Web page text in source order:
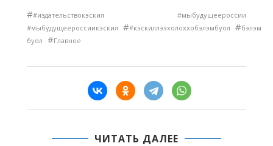
##издательствокэскил #мыбудущеероссии
#мыбудущеероссиикэскил ##кэскиллээхолоххобэлэмбуол #бэлэм
буол #Главное
ЧИТАТЬ ДАЛЕЕ